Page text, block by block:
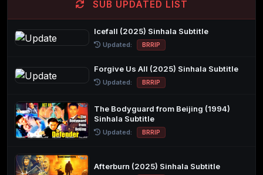
SUB UPDATED LIST
Icefall (2025) Sinhala Subtitle
Updated: BRRIP
Forgive Us All (2025) Sinhala Subtitle
Updated: BRRIP
The Bodyguard from Beijing (1994)
Sinhala Subtitle
Updated: BRRIP
Afterburn (2025) Sinhala Subtitle